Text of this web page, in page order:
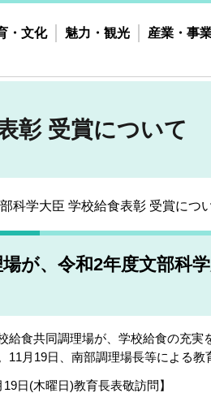
・文化 魅力・観光 産業・事
彰 受賞について
科学大臣 学校給食表彰 受賞につ
が、令和2年度文部科
給食共同調理場が、学校給食の充
11月19日、南部調理場長等による教
19日(木曜日)教育長表敬訪問】